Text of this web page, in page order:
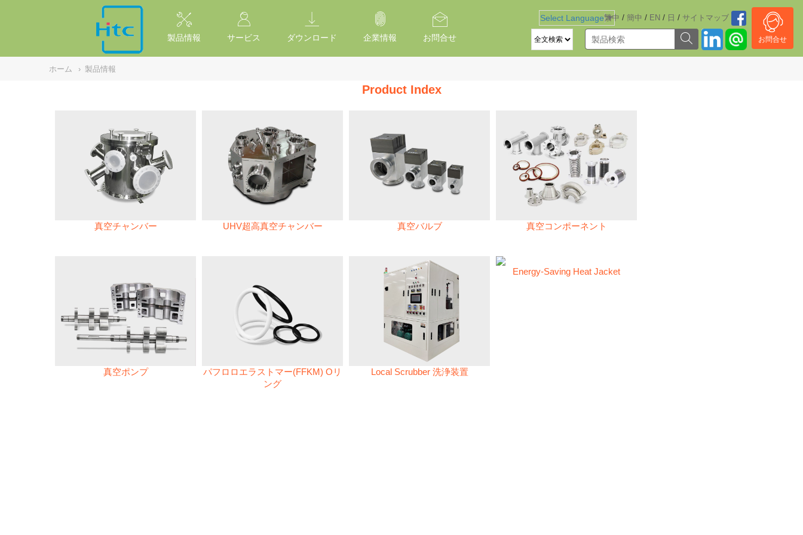
繁中 / 簡中 / EN / 日 / サイトマッブ
Select Language ▼
お問合せ
製品情報 サービス ダウンロード 企業情報 お問合せ
ホーム › 製品情報
Product Index
真空チャンバー UHV超高真空チャンバー 真空バルブ 真空コンポーネント
真空ポンプ
パフロロエラストマー(FFKM) Oリ
ング
Local Scrubber 洗浄装置
Energy-Saving Heat Jacket